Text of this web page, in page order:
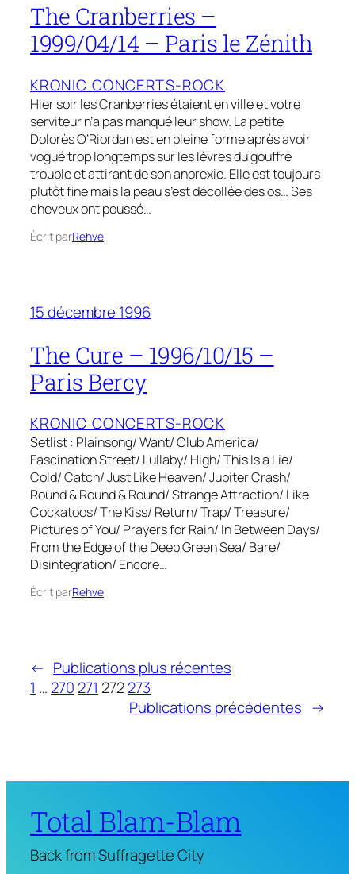
The Cranberries –
1999/04/14 – Paris le Zénith
KRONIC CONCERTS-ROCK
Hier soir les Cranberries étaient en ville et votre
serviteur n’a pas manqué leur show. La petite
Dolorès O’Riordan est en pleine forme après avoir
vogué trop longtemps sur les lèvres du gouffre
trouble et attirant de son anorexie. Elle est toujours
plutôt fine mais la peau s’est décollée des os… Ses
cheveux ont poussé…
Écrit parRehve
15 décembre 1996
The Cure – 1996/10/15 –
Paris Bercy
KRONIC CONCERTS-ROCK
Setlist : Plainsong/ Want/ Club America/
Fascination Street/ Lullaby/ High/ This Is a Lie/
Cold/ Catch/ Just Like Heaven/ Jupiter Crash/
Round & Round & Round/ Strange Attraction/ Like
Cockatoos/ The Kiss/ Return/ Trap/ Treasure/
Pictures of You/ Prayers for Rain/ In Between Days/
From the Edge of the Deep Green Sea/ Bare/
Disintegration/ Encore…
Écrit parRehve
← Publications plus récentes
1 … 270 271 272273
Publications précédentes →
Total Blam-Blam
Back from Suffragette City